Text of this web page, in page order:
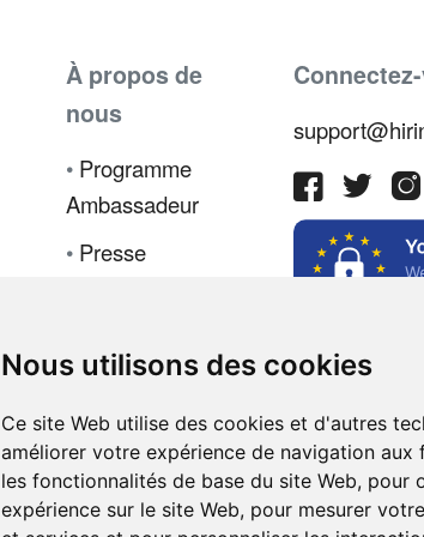
Nous utilisons des cookies
Ce site Web utilise des cookies et d'autres
améliorer votre expérience de navigation aux
les fonctionnalités de base du site Web, pour
expérience sur le site Web, pour mesurer
À propos de
nous
• Programme
Ambassadeur
• Presse
• Code de
déontologie
•Conditions de
vente